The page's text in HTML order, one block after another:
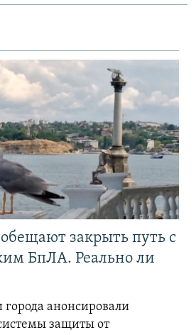
закрыть путь с
БпЛА. Реально ли
города анонсировали
защиты от